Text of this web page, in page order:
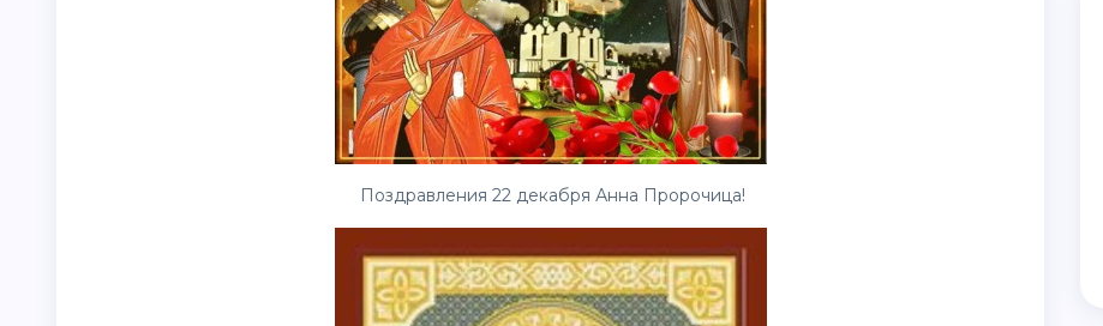
Поздравления 22 декабря Анна Пророчица!